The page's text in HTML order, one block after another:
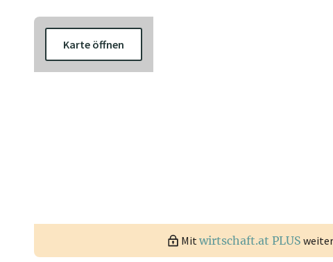
Karte öffnen
Mitwirtschaft.at PLUS